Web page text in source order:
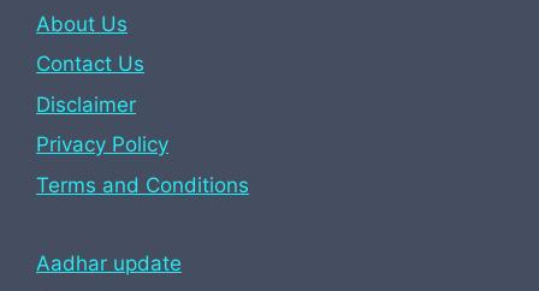
About Us
Contact Us
Disclaimer
Privacy Policy
Terms and Conditions
Aadhar update